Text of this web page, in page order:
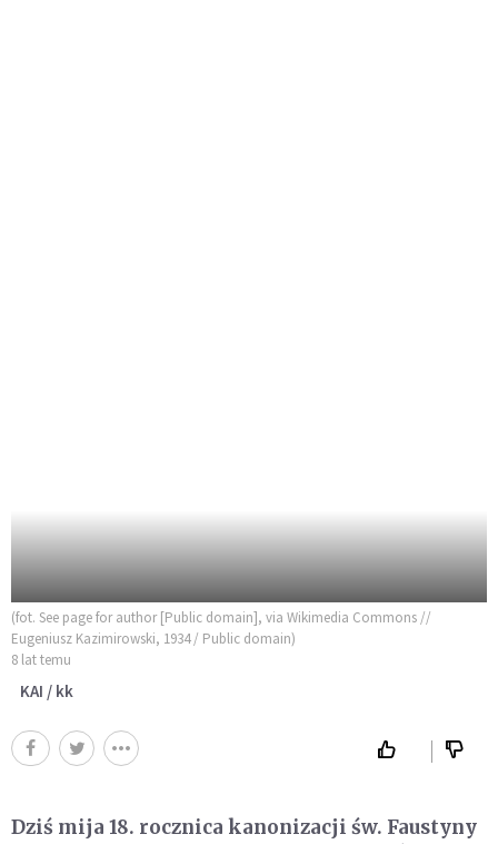
(fot. See page for author [Public domain], via Wikimedia Commons //
Eugeniusz Kazimirowski, 1934 / Public domain)
8 lat temu
KAI / kk
Dziś mija 18. rocznica kanonizacji św. Faustyny